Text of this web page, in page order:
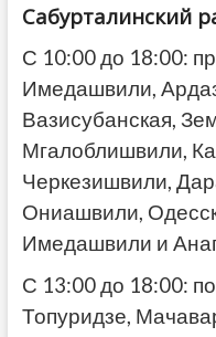
Сабурталинский
С 10:00 до 18:00:
Имедашвили,
Вазисубанская,
Мгалоблишвили,
Черкезишвили,
Ониашвили,
Имедашвили и
С 13:00 до 18:00:
Топуридзе,